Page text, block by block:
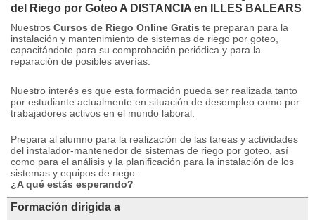
del Riego por Goteo A DISTANCIA en ILLES BALEARS
Nuestros Cursos de Riego Online Gratis te preparan para la
instalación y mantenimiento de sistemas de riego por goteo,
capacitándote para su comprobación periódica y para la
reparación de posibles averías.
Nuestro interés es que esta formación pueda ser realizada tanto
por estudiante actualmente en situación de desempleo como por
trabajadores activos en el mundo laboral.
Prepara al alumno para la realización de las tareas y actividades
del instalador-mantenedor de sistemas de riego por goteo, así
como para el análisis y la planificación para la instalación de los
sistemas y equipos de riego.
¿A qué estás esperando?
Formación dirigida a